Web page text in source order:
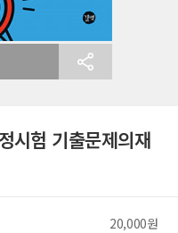
시험 기출문제의재
20,000원